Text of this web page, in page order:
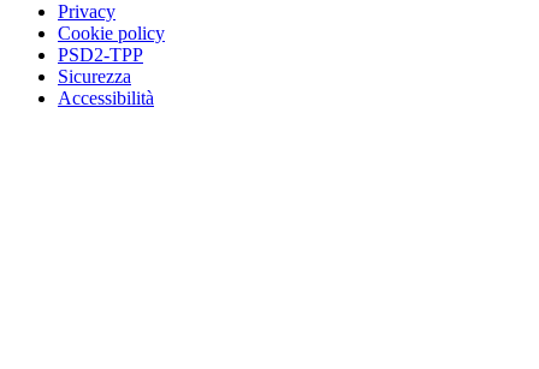
Privacy
Cookie policy
PSD2-TPP
Sicurezza
Accessibilità